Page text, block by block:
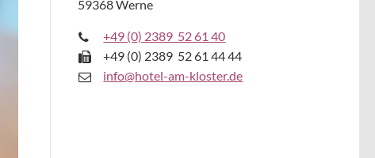
59368 Werne
+49 (0) 2389 52 61 40
+49 (0) 2389 52 61 44 44
info@hotel-am-kloster.de